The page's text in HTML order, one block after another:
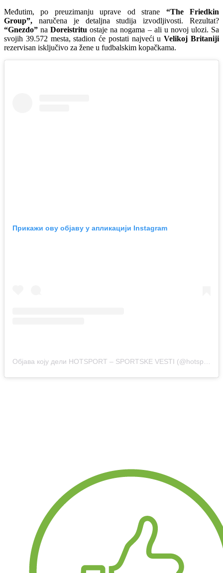
Međutim, po preuzimanju uprave od strane “The Friedkin
Group”, naručena je detaljna studija izvodljivosti. Rezultat?
“Gnezdo” naDoreistritu ostaje na nogama – ali u novoj ulozi. Sa
svojih 39.572 mesta, stadion će postati najveći uVelikoj Britaniji
rezervisan isključivo za žene u fudbalskim kopačkama.
Прикажи ову објаву у апликацији Instagram